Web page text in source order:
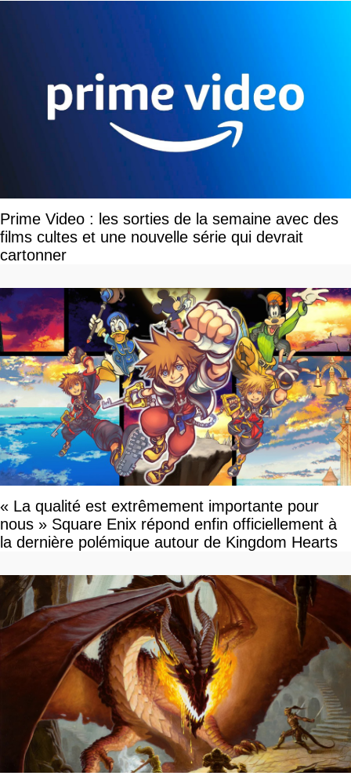
Prime Video : les sorties de la semaine avec des
films cultes et une nouvelle série qui devrait
cartonner
« La qualité est extrêmement importante pour
nous » Square Enix répond enfin officiellement à
la dernière polémique autour de Kingdom Hearts